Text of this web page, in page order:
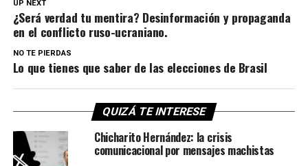
UP NEXT
¿Será verdad tu mentira? Desinformación y propaganda
en el conflicto ruso-ucraniano.
NO TE PIERDAS
Lo que tienes que saber de las elecciones de Brasil
QUIZÁ TE INTERESE
Chicharito Hernández: la crisis
comunicacional por mensajes machistas